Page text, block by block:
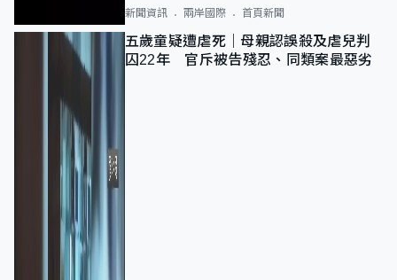
新聞資訊 兩岸國際 首頁新聞
五歲童疑遭虐死｜母親認誤殺及虐兒判
囚22年 官斥被告殘忍、同類案最惡劣